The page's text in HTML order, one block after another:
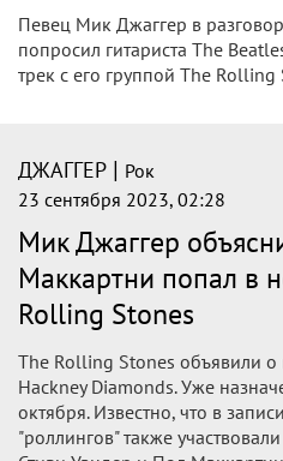
Певец Мик Джаггер в
попросил гитариста The
трек с его группой The Rolling
ДЖАГГЕР | Рок
23 сентября 2023, 02:28
Мик Джаггер
Маккартни попал в
Rolling Stones
The Rolling Stones объявили
Hackney Diamonds. Уже
октября. Известно, что в
"роллингов" также